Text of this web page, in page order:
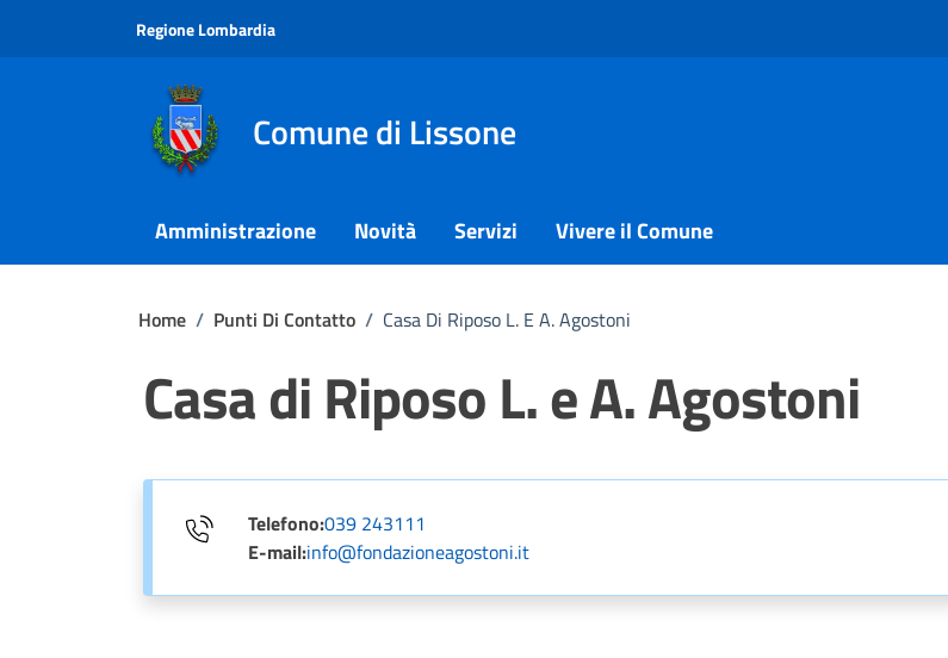
Regione Lombardia
Comune di Lissone
Amministrazione Novità Servizi Vivere il Comune
Home / Punti Di Contatto / Casa Di Riposo L. E A. Agostoni
Casa di Riposo L. e A. Agostoni
Telefono:039 243111
E-mail:info@fondazioneagostoni.it